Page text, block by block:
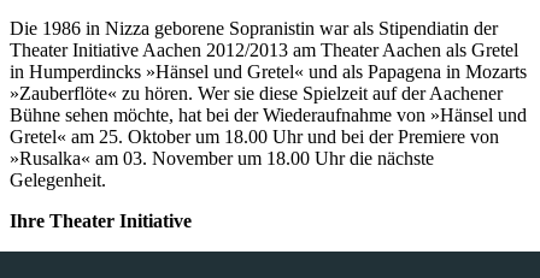
Die 1986 in Nizza geborene Sopranistin war als Stipendiatin der
Theater Initiative Aachen 2012/2013 am Theater Aachen als Gretel
in Humperdincks »Hänsel und Gretel« und als Papagena in Mozarts
»Zauberflöte« zu hören. Wer sie diese Spielzeit auf der Aachener
Bühne sehen möchte, hat bei der Wiederaufnahme von »Hänsel und
Gretel« am 25. Oktober um 18.00 Uhr und bei der Premiere von
»Rusalka« am 03. November um 18.00 Uhr die nächste
Gelegenheit.
Ihre Theater Initiative